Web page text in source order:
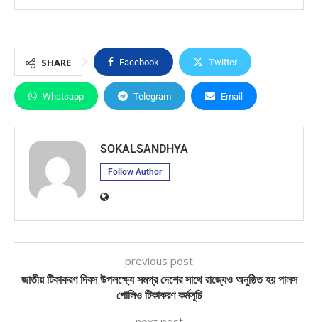
SHARE Facebook Twitter
Whatsapp Telegram Email
SOKALSANDHYA
Follow Author
previous post
জাতীয় টিকাকরণ দিবস উপলক্ষ্যে সমগ্র দেশের সাথে রাজ্যেও অনুষ্ঠিত হয় পালস
পোলিও টিকাকরণ কর্মসূচি